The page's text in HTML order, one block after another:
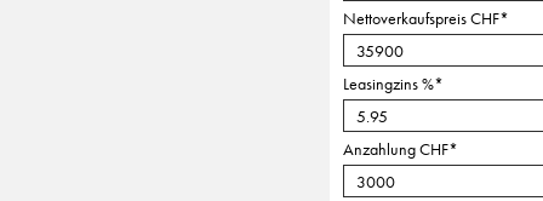
Nettoverkaufspreis CHF*
Leasingzins %*
Anzahlung CHF*